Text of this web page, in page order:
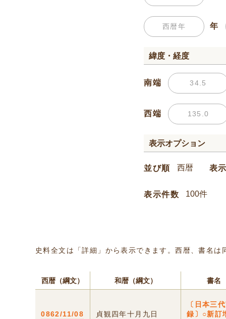
年
緯度・経度
南端
西端
表示オプション
並び順 表
表示件数
史料全文は「詳細」から表示できます。西暦、書名
西暦（綱文） 和暦（綱文） 書名
0862/11/08 貞観四年十月九日
〔日本三
録〕○新訂